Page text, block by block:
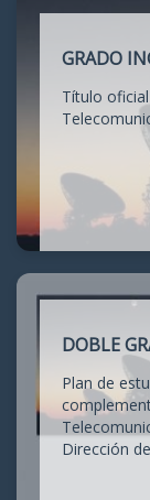
GRADO
Título
DOBLE
Plan de
Dirección